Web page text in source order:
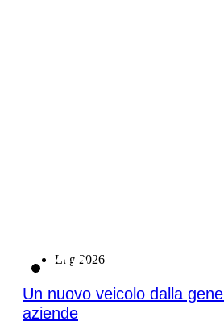
Lug 2026
20
Un nuovo veicolo dalla
aziende